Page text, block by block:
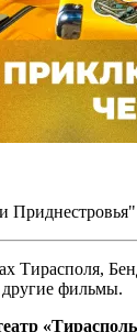
Тирасполя,
фильмы.